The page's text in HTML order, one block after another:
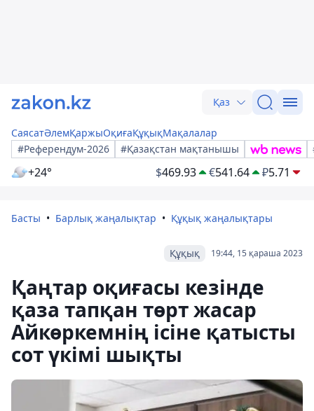
Қаз
СаясатӘлемҚаржыОқиғаҚұқықМақалалар
#Референдум-2026
#Қазақстан мақтанышы
+24° $469.93 €541.64 ₽5.71
Басты Барлық жаңалықтар Құқық жаңалықтары
19:44, 15 қараша 2023
Құқық
Қаңтар оқиғасы кезінде
қаза тапқан төрт жасар
Айкөркемнің ісіне қатысты
сот үкімі шықты